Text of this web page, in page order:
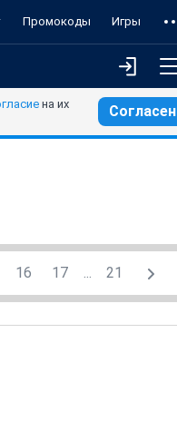
Промокоды Игры
на их
Согласен
16 17 ... 21